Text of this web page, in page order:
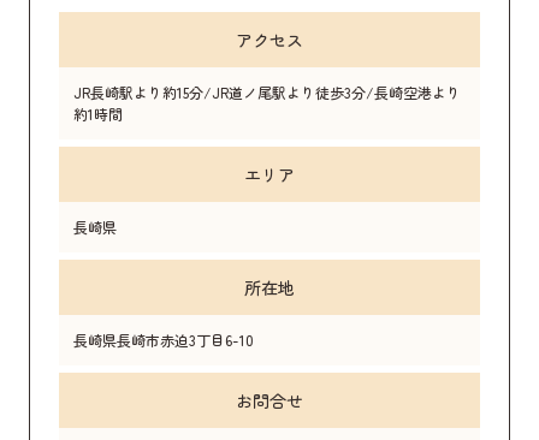
アクセス
JR長崎駅より約15分/JR道ノ尾駅より徒歩3分/長崎空港より
約1時間
エリア
長崎県
所在地
長崎県長崎市赤迫3丁目6-10
お問合せ